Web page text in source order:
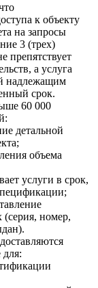
к объекту
на запросы
3 (трех)
препятствует
а услуга
надлежащим
срок.
60 000
детальной
объема
услуги в срок,
номер,